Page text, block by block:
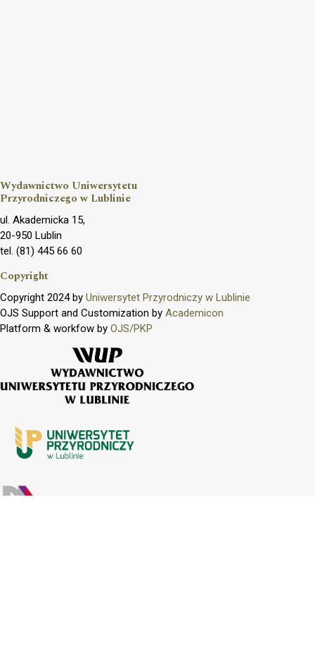
Wydawnictwo Uniwersytetu
Przyrodniczego w Lublinie
ul. Akademicka 15,
20-950 Lublin
tel. (81) 445 66 60
Copyright
Copyright 2024 by Uniwersytet Przyrodniczy w Lublinie
OJS Support and Customization by Academicon
Platform & workfow by OJS/PKP